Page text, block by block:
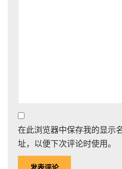
在此浏览器中保存我的显示
址，以便下次评论时使用。